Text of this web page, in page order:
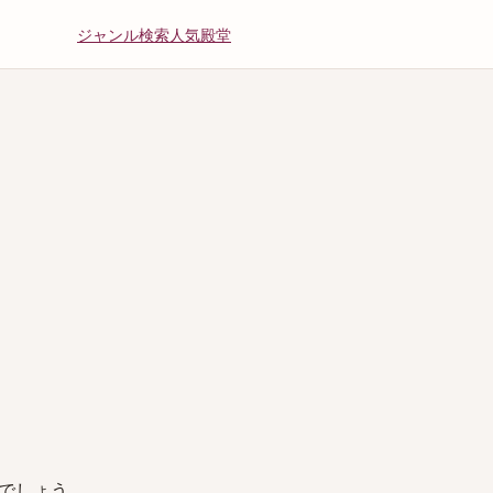
ジャンル検索人気殿堂